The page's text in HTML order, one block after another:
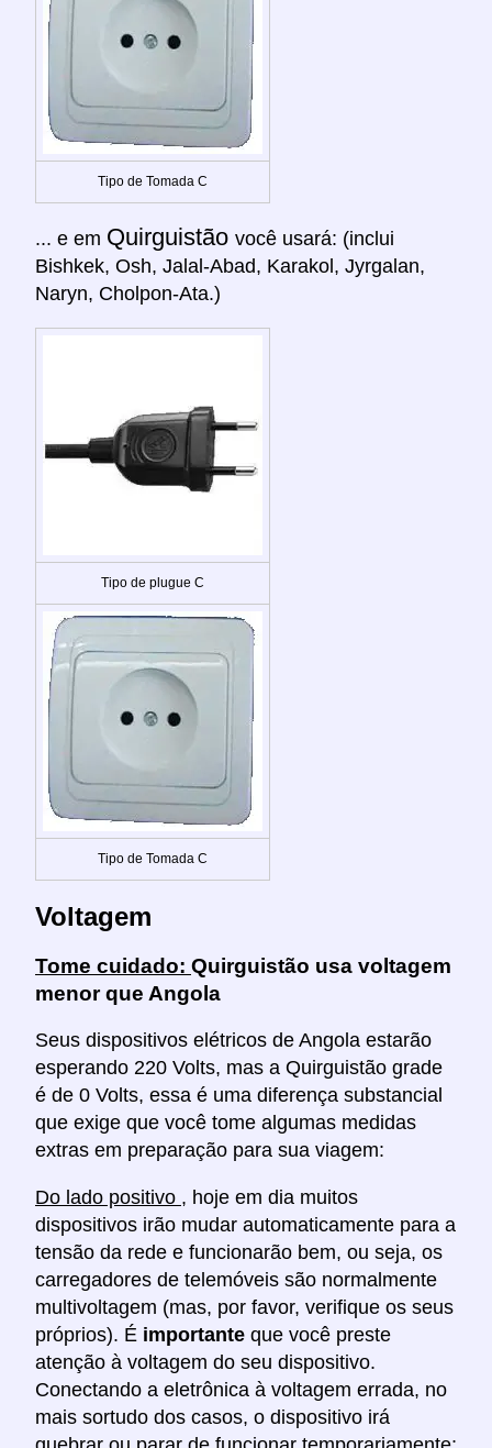
Tipo de Tomada C
... e em Quirguistão você usará: (inclui
Bishkek, Osh, Jalal-Abad, Karakol, Jyrgalan,
Naryn, Cholpon-Ata.)
Tipo de plugue C
Tipo de Tomada C
Voltagem
Tome cuidado: Quirguistão usa voltagem
menor que Angola
Seus dispositivos elétricos de Angola estarão
esperando 220 Volts, mas a Quirguistão grade
é de 0 Volts, essa é uma diferença substancial
que exige que você tome algumas medidas
extras em preparação para sua viagem:
Do lado positivo , hoje em dia muitos
dispositivos irão mudar automaticamente para a
tensão da rede e funcionarão bem, ou seja, os
carregadores de telemóveis são normalmente
multivoltagem (mas, por favor, verifique os seus
próprios). É importante que você preste
atenção à voltagem do seu dispositivo.
Conectando a eletrônica à voltagem errada, no
mais sortudo dos casos, o dispositivo irá